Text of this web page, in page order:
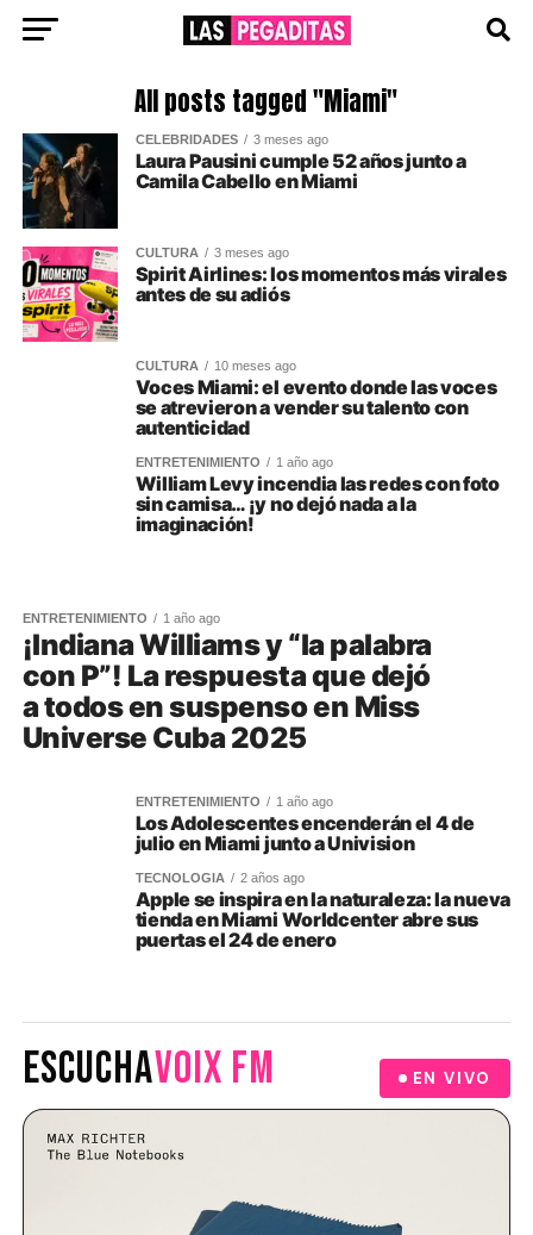
All posts tagged "Miami"
CELEBRIDADES 3 meses ago
Laura Pausini cumple 52 años junto a
Camila Cabello en Miami
CULTURA 3 meses ago
Spirit Airlines: los momentos más virales
antes de su adiós
CULTURA 10 meses ago
Voces Miami: el evento donde las voces
se atrevieron a vender su talento con
autenticidad
ENTRETENIMIENTO 1 año ago
William Levy incendia las redes con foto
sin camisa… ¡y no dejó nada a la
imaginación!
ENTRETENIMIENTO 1 año ago
¡Indiana Williams y “la palabra
con P”! La respuesta que dejó
a todos en suspenso en Miss
Universe Cuba 2025
ENTRETENIMIENTO 1 año ago
Los Adolescentes encenderán el 4 de
julio en Miami junto a Univision
TECNOLOGIA 2 años ago
Apple se inspira en la naturaleza: la nueva
tienda en Miami Worldcenter abre sus
puertas el 24 de enero
ESCUCHAVOIX FM EN VIVO